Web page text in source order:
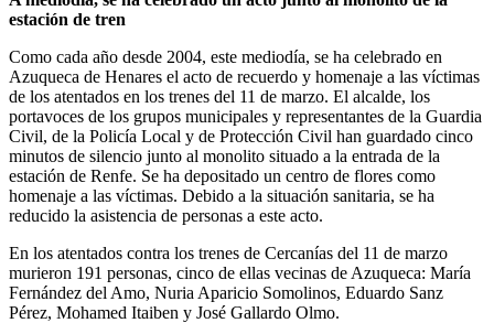
estación de tren
Como cada año desde 2004, este mediodía, se ha celebrado en
Azuqueca de Henares el acto de recuerdo y homenaje a las víctimas
de los atentados en los trenes del 11 de marzo. El alcalde, los
portavoces de los grupos municipales y representantes de la Guardia
Civil, de la Policía Local y de Protección Civil han guardado cinco
minutos de silencio junto al monolito situado a la entrada de la
estación de Renfe. Se ha depositado un centro de flores como
homenaje a las víctimas. Debido a la situación sanitaria, se ha
reducido la asistencia de personas a este acto.
En los atentados contra los trenes de Cercanías del 11 de marzo
murieron 191 personas, cinco de ellas vecinas de Azuqueca: María
Fernández del Amo, Nuria Aparicio Somolinos, Eduardo Sanz
Pérez, Mohamed Itaiben y José Gallardo Olmo.